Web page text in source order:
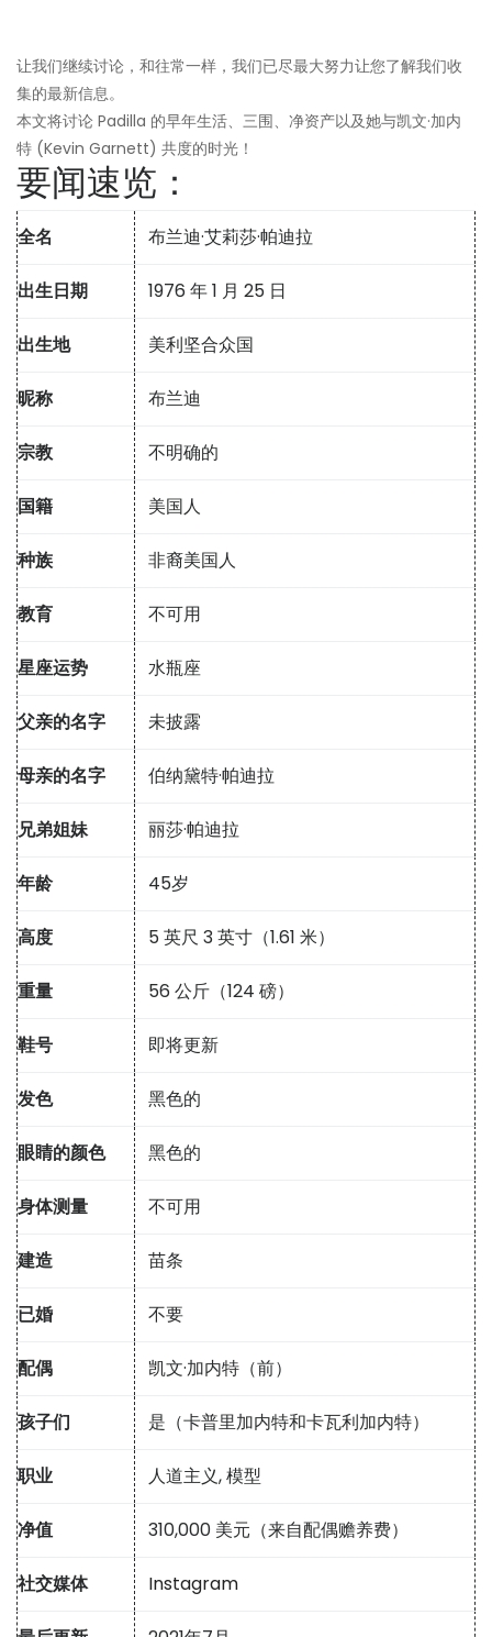
让我们继续讨论，和往常一样，我们已尽最大努力让您了解我们收
集的最新信息。
本文将讨论 Padilla 的早年生活、三围、净资产以及她与凯文·加内
特 (Kevin Garnett) 共度的时光！
要闻速览：
全名 布兰迪·艾莉莎·帕迪拉
出生日期 1976 年 1 月 25 日
出生地 美利坚合众国
昵称 布兰迪
宗教 不明确的
国籍 美国人
种族 非裔美国人
教育 不可用
星座运势 水瓶座
父亲的名字 未披露
母亲的名字 伯纳黛特·帕迪拉
兄弟姐妹 丽莎·帕迪拉
年龄 45岁
高度 5 英尺 3 英寸（1.61 米）
重量 56 公斤（124 磅）
鞋号 即将更新
发色 黑色的
眼睛的颜色 黑色的
身体测量 不可用
建造 苗条
已婚 不要
配偶 凯文·加内特（前）
孩子们 是（卡普里加内特和卡瓦利加内特）
职业 人道主义, 模型
净值 310,000 美元（来自配偶赡养费）
社交媒体 Instagram